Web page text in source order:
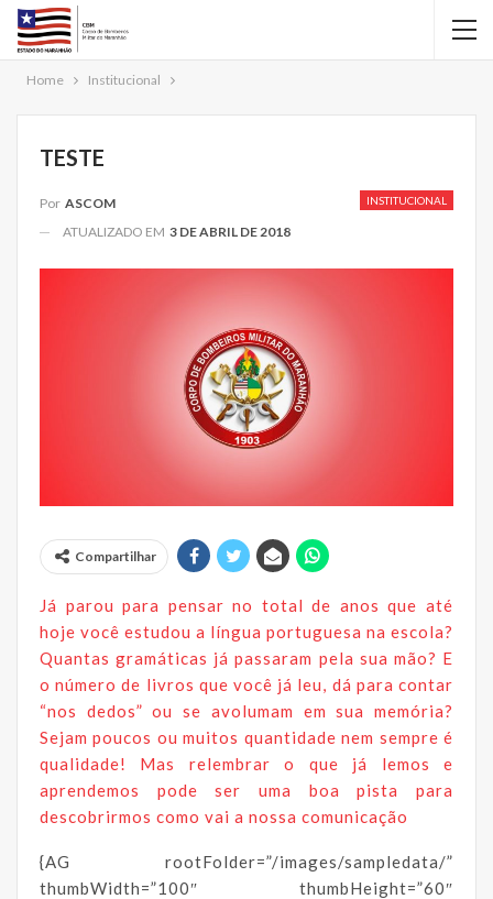
Home Institucional
TESTE
INSTITUCIONAL
Por ASCOM
ATUALIZADO EM 3 DE ABRIL DE 2018
Compartilhar
Já parou para pensar no total de anos que até
hoje você estudou a língua portuguesa na escola?
Quantas gramáticas já passaram pela sua mão? E
o número de livros que você já leu, dá para contar
“nos dedos” ou se avolumam em sua memória?
Sejam poucos ou muitos quantidade nem sempre é
qualidade! Mas relembrar o que já lemos e
aprendemos pode ser uma boa pista para
descobrirmos como vai a nossa comunicação
{AG rootFolder=”/images/sampledata/”
thumbWidth=”100″ thumbHeight=”60″